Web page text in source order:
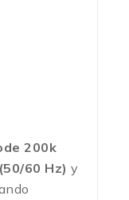
200k
60 Hz) y